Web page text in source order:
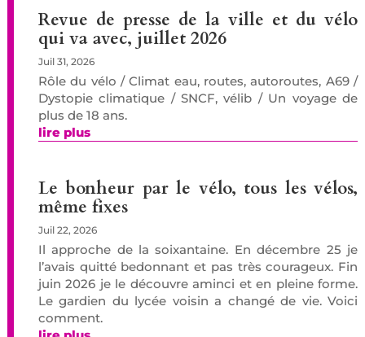
Revue de presse de la ville et du vélo
qui va avec, juillet 2026
Juil 31, 2026
Rôle du vélo / Climat eau, routes, autoroutes, A69 /
Dystopie climatique / SNCF, vélib / Un voyage de
plus de 18 ans.
lire plus
Le bonheur par le vélo, tous les vélos,
même fixes
Juil 22, 2026
Il approche de la soixantaine. En décembre 25 je
l’avais quitté bedonnant et pas très courageux. Fin
juin 2026 je le découvre aminci et en pleine forme.
Le gardien du lycée voisin a changé de vie. Voici
comment.